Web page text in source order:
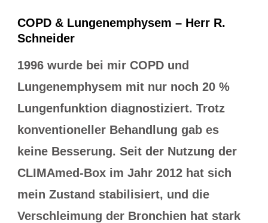
COPD & Lungenemphysem – Herr R.
Schneider
1996 wurde bei mir COPD und
Lungenemphysem mit nur noch 20 %
Lungenfunktion diagnostiziert. Trotz
konventioneller Behandlung gab es
keine Besserung. Seit der Nutzung der
CLIMAmed-Box im Jahr 2012 hat sich
mein Zustand stabilisiert, und die
Verschleimung der Bronchien hat stark